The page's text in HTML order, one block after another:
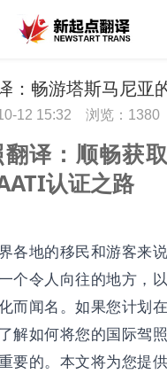
：畅游塔斯马尼亚
12 15:32 浏览： 1380
译：顺畅获
认证之路
各地的移民和游客来
个令人向往的地方，
而闻名。如果您计划
解如何将您的国际驾
要的。本文将为您提